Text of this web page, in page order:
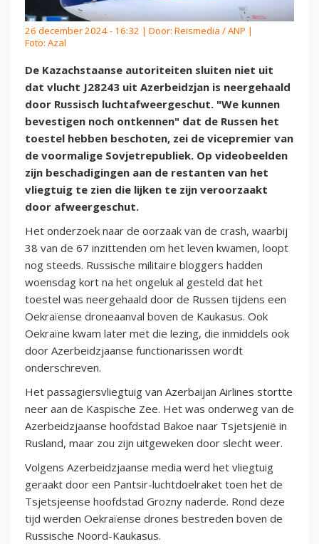
26 december 2024 - 16:32 | Door: Reismedia / ANP |
Foto: Azal
De Kazachstaanse autoriteiten sluiten niet uit
dat vlucht J28243 uit Azerbeidzjan is neergehaald
door Russisch luchtafweergeschut. "We kunnen
bevestigen noch ontkennen" dat de Russen het
toestel hebben beschoten, zei de vicepremier van
de voormalige Sovjetrepubliek. Op videobeelden
zijn beschadigingen aan de restanten van het
vliegtuig te zien die lijken te zijn veroorzaakt
door afweergeschut.
Het onderzoek naar de oorzaak van de crash, waarbij
38 van de 67 inzittenden om het leven kwamen, loopt
nog steeds. Russische militaire bloggers hadden
woensdag kort na het ongeluk al gesteld dat het
toestel was neergehaald door de Russen tijdens een
Oekraïense droneaanval boven de Kaukasus. Ook
Oekraïne kwam later met die lezing, die inmiddels ook
door Azerbeidzjaanse functionarissen wordt
onderschreven.
Het passagiersvliegtuig van Azerbaijan Airlines stortte
neer aan de Kaspische Zee. Het was onderweg van de
Azerbeidzjaanse hoofdstad Bakoe naar Tsjetsjenië in
Rusland, maar zou zijn uitgeweken door slecht weer.
Volgens Azerbeidzjaanse media werd het vliegtuig
geraakt door een Pantsir-luchtdoelraket toen het de
Tsjetsjeense hoofdstad Grozny naderde. Rond deze
tijd werden Oekraïense drones bestreden boven de
Russische Noord-Kaukasus.